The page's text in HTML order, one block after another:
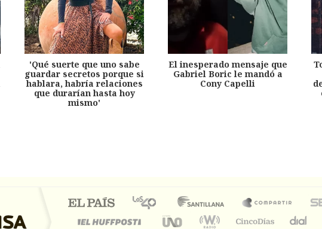
'Qué suerte que uno sabe
guardar secretos porque si
hablara, habría relaciones
que durarían hasta hoy
mismo'
El inesperado mensaje que
Gabriel Boric le mandó a
Cony Capelli